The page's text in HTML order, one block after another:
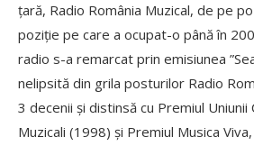
țară, Radio România Muzical, de pe
poziție pe care a ocupat-o până în
radio s-a remarcat prin emisiunea
nelipsită din grila posturilor Radio
3 decenii și distinsă cu Premiul Uniunii
Muzicali (1998) și Premiul Musica